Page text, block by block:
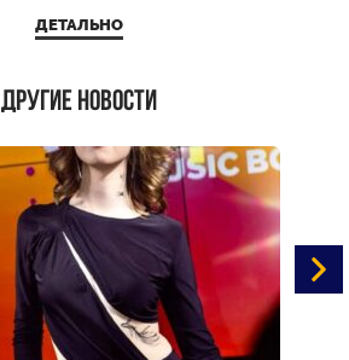
ДЕТАЛЬНО
Другие новости